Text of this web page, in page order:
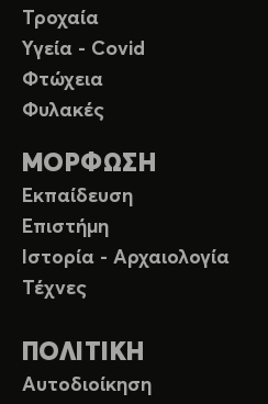
Τροχαία
Υγεία - Covid
Φτώχεια
Φυλακές
ΜΟΡΦΩΣΗ
Εκπαίδευση
Επιστήμη
Ιστορία - Αρχαιολογία
Τέχνες
ΠΟΛΙΤΙΚΗ
Αυτοδιοίκηση